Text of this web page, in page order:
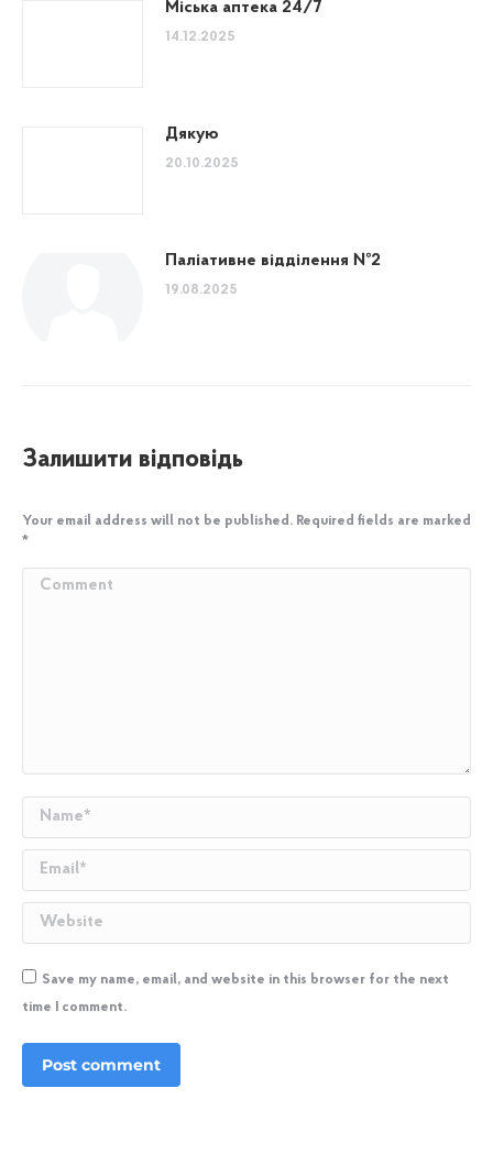
Міська аптека 24/7
14.12.2025
Дякую
20.10.2025
Паліативне відділення №2
19.08.2025
Залишити відповідь
Your email address will not be published. Required fields are marked
*
Comment
Name *
Email *
Website
Save my name, email, and website in this browser for the next
time I comment.
Post comment